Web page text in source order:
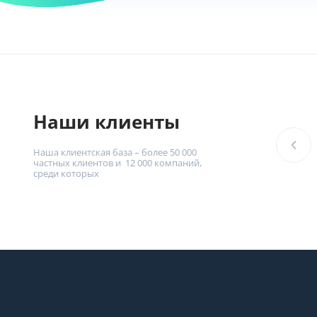
Наши клиенты
Наша клиентская база – более 50 000
частных клиентов и 12 000 компаний,
среди которых